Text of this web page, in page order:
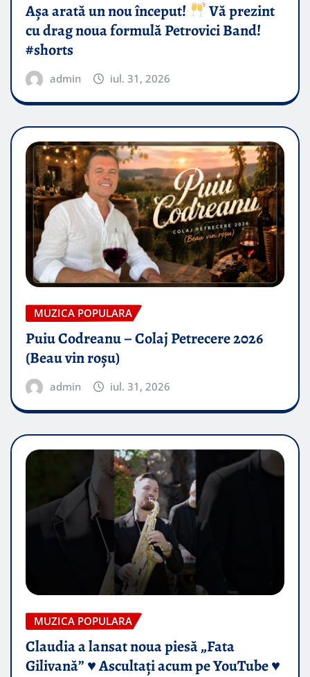
Așa arată un nou început!
Vă prezint
cu drag noua formulă Petrovici Band!
#shorts
admin iul. 31, 2026
MUZICA POPULARA
Puiu Codreanu – Colaj Petrecere 2026
(Beau vin roșu)
admin iul. 31, 2026
MUZICA POPULARA
Claudia a lansat noua piesă „Fata
Gilivană” ♥️ Ascultați acum pe YouTube ♥️